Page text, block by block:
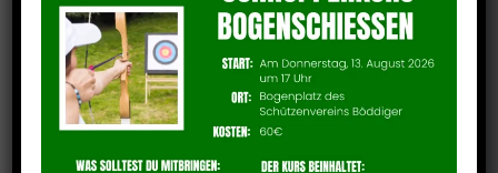
Jahreshauptversammlung